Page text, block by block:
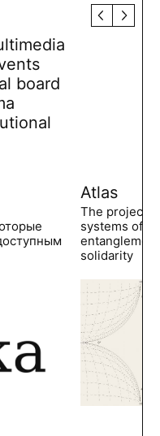
board
Atlas
The project
systems of
solidarity